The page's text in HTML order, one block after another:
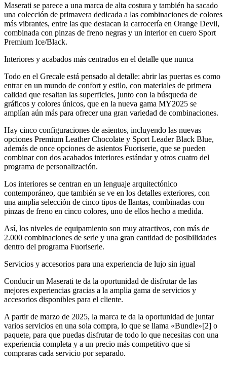
Maserati se parece a una marca de alta costura y también ha sacado
una colección de primavera dedicada a las combinaciones de colores
más vibrantes, entre las que destacan la carrocería en Orange Devil,
combinada con pinzas de freno negras y un interior en cuero Sport
Premium Ice/Black.
Interiores y acabados más centrados en el detalle que nunca
Todo en el Grecale está pensado al detalle: abrir las puertas es como
entrar en un mundo de confort y estilo, con materiales de primera
calidad que resaltan las superficies, junto con la búsqueda de
gráficos y colores únicos, que en la nueva gama MY2025 se
amplían aún más para ofrecer una gran variedad de combinaciones.
Hay cinco configuraciones de asientos, incluyendo las nuevas
opciones Premium Leather Chocolate y Sport Leader Black Blue,
además de once opciones de asientos Fuoriserie, que se pueden
combinar con dos acabados interiores estándar y otros cuatro del
programa de personalización.
Los interiores se centran en un lenguaje arquitectónico
contemporáneo, que también se ve en los detalles exteriores, con
una amplia selección de cinco tipos de llantas, combinadas con
pinzas de freno en cinco colores, uno de ellos hecho a medida.
Así, los niveles de equipamiento son muy atractivos, con más de
2.000 combinaciones de serie y una gran cantidad de posibilidades
dentro del programa Fuoriserie.
Servicios y accesorios para una experiencia de lujo sin igual
Conducir un Maserati te da la oportunidad de disfrutar de las
mejores experiencias gracias a la amplia gama de servicios y
accesorios disponibles para el cliente.
A partir de marzo de 2025, la marca te da la oportunidad de juntar
varios servicios en una sola compra, lo que se llama «Bundle»[2] o
paquete, para que puedas disfrutar de todo lo que necesitas con una
experiencia completa y a un precio más competitivo que si
compraras cada servicio por separado.